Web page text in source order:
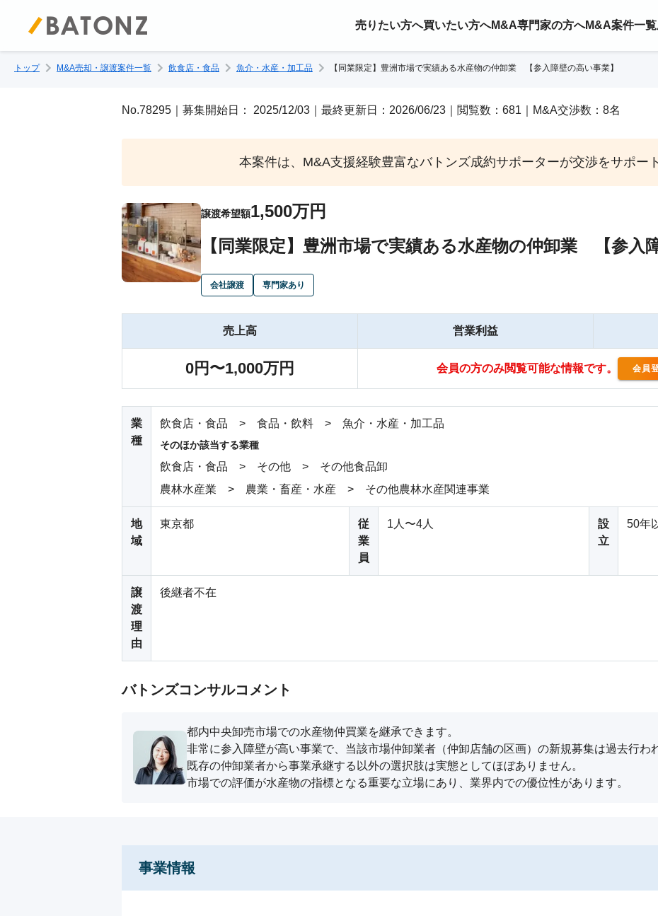
売りたい方へ買いたい方へM&A専門家の方へM&A案件一覧
トップ M&A売却・譲渡案件一覧 飲食店・食品 魚介・水産・加工品 【同業限定】豊洲市場で実績ある水産物の仲卸業 【参入障壁の高い事業】
No.78295｜募集開始日： 2025/12/03｜最終更新日：2026/06/23｜閲覧数：681｜M&A交渉数：8名
本案件は、M&A支援経験豊富なバトンズ成約サポーターが交渉をサポー
譲渡希望額1,500万円
【同業限定】豊洲市場で実績ある水産物の仲卸業 【参入
会社譲渡 専門家あり
売上高
0円〜1,000万円
営業利益
会員の方のみ閲覧可能な情報です。 会員
業
種
飲食店・食品 > 食品・飲料 > 魚介・水産・加工品
そのほか該当する業種
飲食店・食品 > その他 > その他食品卸
農林水産業 > 農業・畜産・水産 > その他農林水産関連事業
地
域
東京都
従
業
員
1人〜4人
設
立
50年
譲
渡
理
由
後継者不在
バトンズコンサルコメント
都内中央卸売市場での水産物仲買業を継承できます。
⾮常に参⼊障壁が高い事業で、当該市場仲卸業者（仲卸店舗の区画）の新規募集は過去行わ
既存の仲卸業者から事業承継する以外の選択肢は実態としてほぼありません。
市場での評価が水産物の指標となる重要な⽴場にあり、業界内での優位性があります。
事業情報